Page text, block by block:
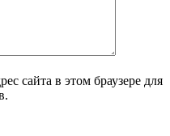
сайта в этом браузере для